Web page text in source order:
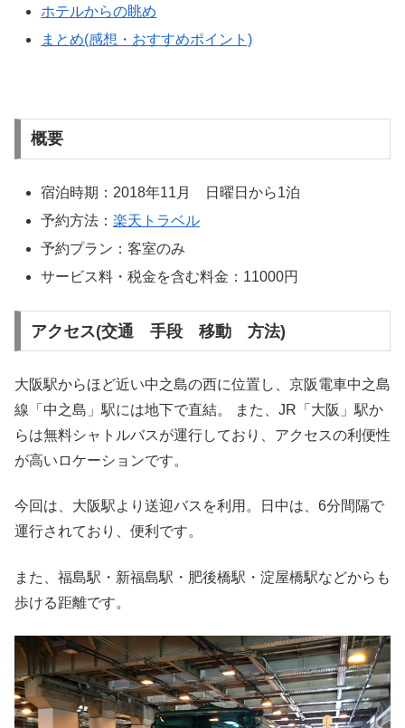
ホテルからの眺め
まとめ(感想・おすすめポイント)
概要
宿泊時期：2018年11月 日曜日から1泊
予約方法：楽天トラベル
予約プラン：客室のみ
サービス料・税金を含む料金：11000円
アクセス(交通 手段 移動 方法)
大阪駅からほど近い中之島の西に位置し、京阪電車中之島
線「中之島」駅には地下で直結。 また、JR「大阪」駅か
らは無料シャトルバスが運行しており、アクセスの利便性
が高いロケーションです。
今回は、大阪駅より送迎バスを利用。日中は、6分間隔で
運行されており、便利です。
また、福島駅・新福島駅・肥後橋駅・淀屋橋駅などからも
歩ける距離です。